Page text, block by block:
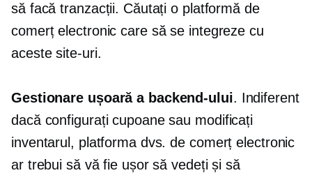
să facă tranzacții. Căutați o platformă de
comerț electronic care să se integreze cu
aceste site-uri.
Gestionare ușoară a backend-ului. Indiferent
dacă configurați cupoane sau modificați
inventarul, platforma dvs. de comerț electronic
ar trebui să vă fie ușor să vedeți și să